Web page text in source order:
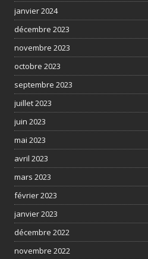
janvier 2024
décembre 2023
novembre 2023
octobre 2023
septembre 2023
juillet 2023
juin 2023
mai 2023
avril 2023
mars 2023
février 2023
janvier 2023
décembre 2022
novembre 2022